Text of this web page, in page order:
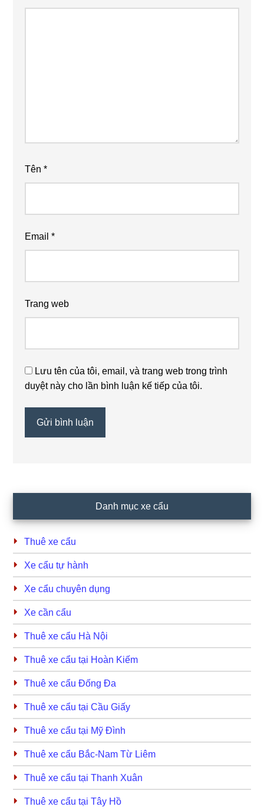
Tên*
Email*
Trang web
Lưu tên của tôi, email, và trang web trong trình
duyệt này cho lần bình luận kế tiếp của tôi.
Sidebar
Danh mục xe cẩu
Thuê xe cẩu
Xe cẩu tự hành
Xe cẩu chuyên dụng
Xe cần cẩu
Thuê xe cẩu Hà Nội
Thuê xe cẩu tại Hoàn Kiếm
Thuê xe cẩu Đống Đa
Thuê xe cẩu tại Cầu Giấy
Thuê xe cẩu tại Mỹ Đình
Thuê xe cẩu Bắc-Nam Từ Liêm
Thuê xe cẩu tại Thanh Xuân
Thuê xe cẩu tại Tây Hồ